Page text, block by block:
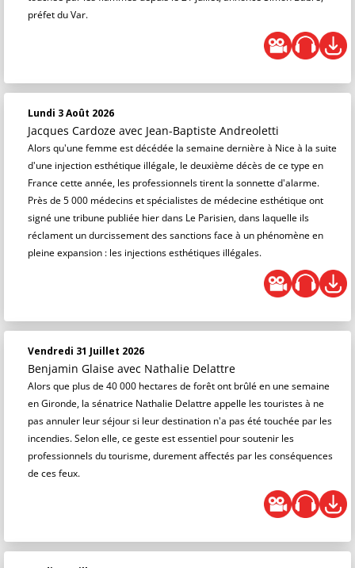
préfet du Var.
Lundi 3 Août 2026
Jacques Cardoze avec Jean-Baptiste Andreoletti
Alors qu'une femme est décédée la semaine dernière à Nice à la suite
d'une injection esthétique illégale, le deuxième décès de ce type en
France cette année, les professionnels tirent la sonnette d'alarme.
Près de 5 000 médecins et spécialistes de médecine esthétique ont
signé une tribune publiée hier dans Le Parisien, dans laquelle ils
réclament un durcissement des sanctions face à un phénomène en
pleine expansion : les injections esthétiques illégales.
Vendredi 31 Juillet 2026
Benjamin Glaise avec Nathalie Delattre
Alors que plus de 40 000 hectares de forêt ont brûlé en une semaine
en Gironde, la sénatrice Nathalie Delattre appelle les touristes à ne
pas annuler leur séjour si leur destination n'a pas été touchée par les
incendies. Selon elle, ce geste est essentiel pour soutenir les
professionnels du tourisme, durement affectés par les conséquences
de ces feux.